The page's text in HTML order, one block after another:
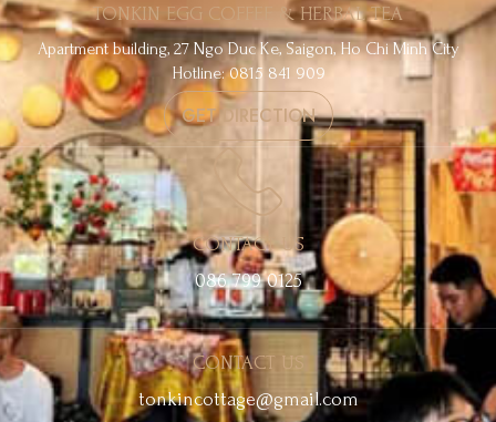
TONKIN EGG COFFEE & HERBAL TEA
Apartment building, 27 Ngo Duc Ke, Saigon, Ho Chi Minh City
Hotline: 0815 841 909
GET DIRECTION
CONTACT US
086 799 0125
CONTACT US
tonkincottage@gmail.com